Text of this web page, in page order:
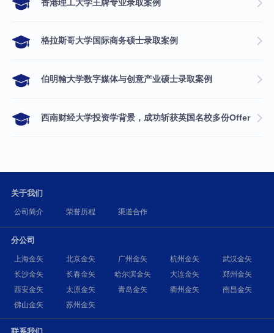
香港理工大学王牌专业录取案例
格拉斯哥大学国际商务硕士录取案例
伯明翰大学数字媒体与创意产业硕士录取案例
西南财经大学投资学背景，成功斩获英国名校多份Offer
关于我们
公司简介 荣誉历程 渠道合作
分公司
上海金矢 北京金矢 广州金矢 杭州金矢
武汉金矢
长沙金矢
长春金矢 哈尔滨金矢 大连金矢
郑州金矢
西安金矢
太原金矢 青岛金矢 衢州金矢
南昌金矢
佛山金矢
苏州金矢